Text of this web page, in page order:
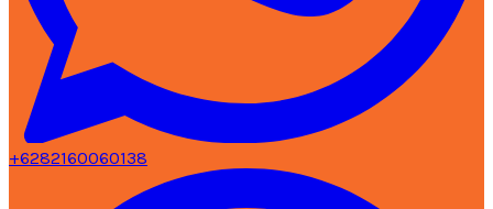
+6282160060138